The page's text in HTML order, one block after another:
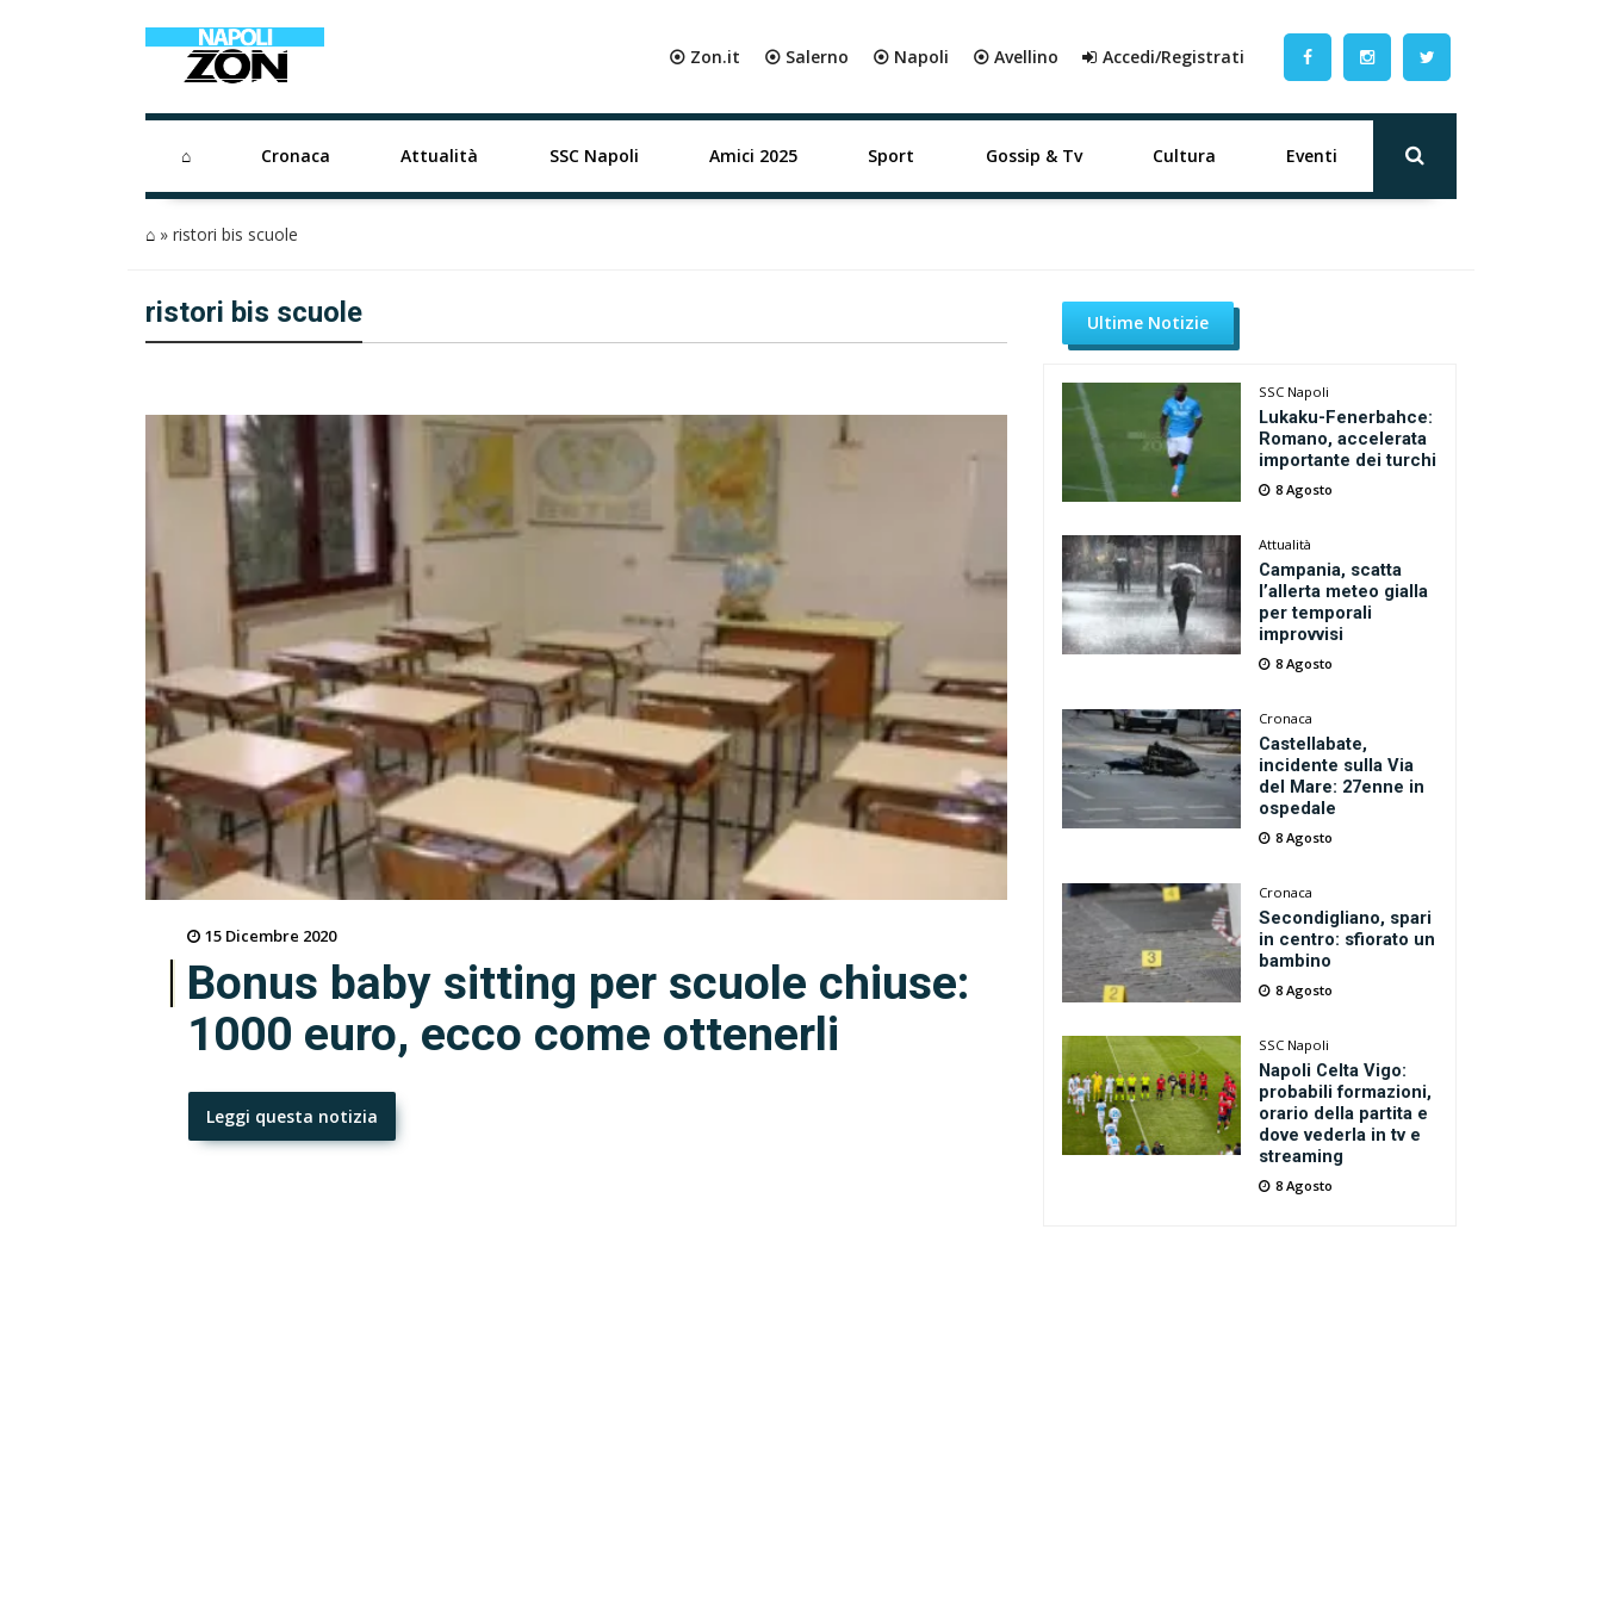
⦿ Zon.it ⦿ Salerno ⦿ Napoli ⦿ Avellino Accedi/Registrati
⌂ Cronaca Attualità SSC Napoli Amici 2025 Sport Gossip & Tv Cultura Eventi
⌂ » ristori bis scuole
ristori bis scuole
15 Dicembre 2020
Bonus baby sitting per scuole chiuse:
1000 euro, ecco come ottenerli
Leggi questa notizia
Ultime Notizie
SSC Napoli
Lukaku-Fenerbahce:
Romano, accelerata
importante dei turchi
8 Agosto
Attualità
Campania, scatta
l’allerta meteo gialla
per temporali
improvvisi
8 Agosto
Cronaca
Castellabate,
incidente sulla Via
del Mare: 27enne in
ospedale
8 Agosto
Cronaca
Secondigliano, spari
in centro: sfiorato un
bambino
8 Agosto
SSC Napoli
Napoli Celta Vigo:
probabili formazioni,
orario della partita e
dove vederla in tv e
streaming
8 Agosto